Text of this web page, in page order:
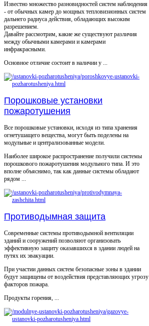
Известно множество разновидностей систем наблюдения
- от обычных камер до мощных тепловизионных систем
дальнего радиуса действия, обладающих высоким
разрешением.
Давайте рассмотрим, какие же существуют различия
между обычными камерами и камерами
инфракрасными.
Основное отличие состоит в наличии у ...
Порошковые установки
пожаротушения
Все порошковые установки, исходя из типа хранения
огнетушащего вещества, могут быть поделены на
модульные и централизованные модели.
Наиболее широкое распространение получили системы
порошкового пожаротушения модульного типа. И это
вполне объяснимо, так как данные системы обладают
рядом ...
Противодымная защита
Современные системы противодымной вентиляции
зданий и сооружений позволяют организовать
эффективную защиту оказавшихся в здании людей на
путях их эвакуации.
При участии данных систем безопасные зоны в здании
будут защищены от воздействия представляющих угрозу
факторов пожара.
Продукты горения, ...